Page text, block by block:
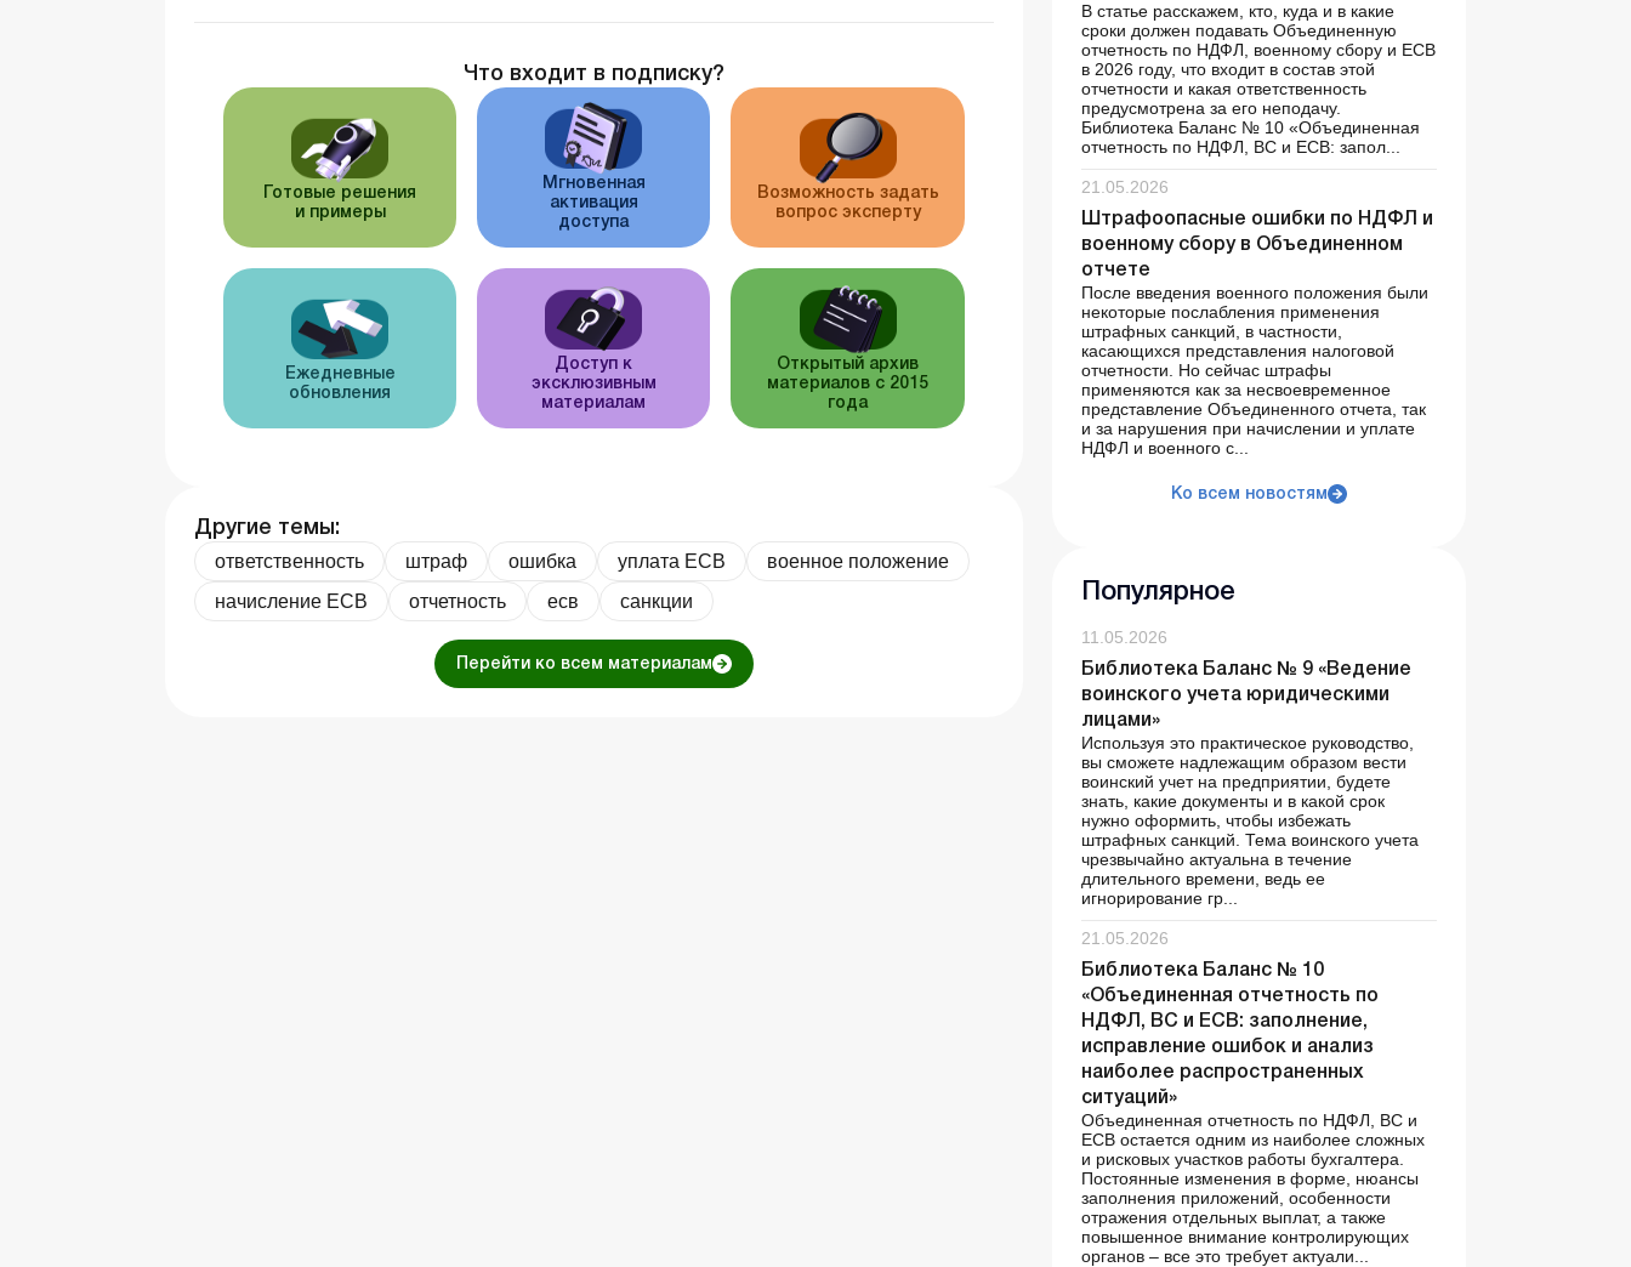
Что входит в подписку?
Готовые решения
и примеры
Мгновенная
активация
доступа
Возможность задать
вопрос эксперту
Ежедневные
обновления
Доступ к
эксклюзивным
материалам
Открытый архив
материалов с 2015
года
Другие темы:
ответственность штраф ошибка уплата ЕСВ
военное положение
начисление ЕСВ
отчетность есв санкции
Перейти ко всем материалам
В статье расскажем, кто, куда и в какие
сроки должен подавать Объединенную
отчетность по НДФЛ, военному сбору и ЕСВ
в 2026 году, что входит в состав этой
отчетности и какая ответственность
предусмотрена за его неподачу.
Библиотека Баланс № 10 «Объединенная
отчетность по НДФЛ, ВС и ЕСВ: запол...
21.05.2026
Штрафоопасные ошибки по НДФЛ и
военному сбору в Объединенном
отчете
После введения военного положения были
некоторые послабления применения
штрафных санкций, в частности,
касающихся представления налоговой
отчетности. Но сейчас штрафы
применяются как за несвоевременное
представление Объединенного отчета, так
и за нарушения при начислении и уплате
НДФЛ и военного с...
Ко всем новостям
Популярное
11.05.2026
Библиотека Баланс № 9 «Ведение
воинского учета юридическими
лицами»
Используя это практическое руководство,
вы сможете надлежащим образом вести
воинский учет на предприятии, будете
знать, какие документы и в какой срок
нужно оформить, чтобы избежать
штрафных санкций. Тема воинского учета
чрезвычайно актуальна в течение
длительного времени, ведь ее
игнорирование гр...
21.05.2026
Библиотека Баланс № 10
«Объединенная отчетность по
НДФЛ, ВС и ЕСВ: заполнение,
исправление ошибок и анализ
наиболее распространенных
ситуаций»
Объединенная отчетность по НДФЛ, ВС и
ЕСВ остается одним из наиболее сложных
и рисковых участков работы бухгалтера.
Постоянные изменения в форме, нюансы
заполнения приложений, особенности
отражения отдельных выплат, а также
повышенное внимание контролирующих
органов – все это требует актуали...